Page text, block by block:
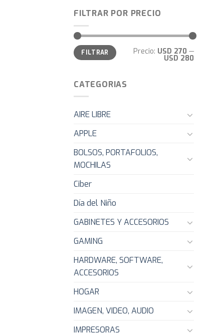
FILTRAR POR PRECIO
Precio
mínimo
Precio
máximo
FILTRAR Precio: USD 270 —
USD 280
CATEGORIAS
AIRE LIBRE
APPLE
BOLSOS, PORTAFOLIOS,
MOCHILAS
Ciber
Día del Niño
GABINETES Y ACCESORIOS
GAMING
HARDWARE, SOFTWARE,
ACCESORIOS
HOGAR
IMAGEN, VIDEO, AUDIO
IMPRESORAS